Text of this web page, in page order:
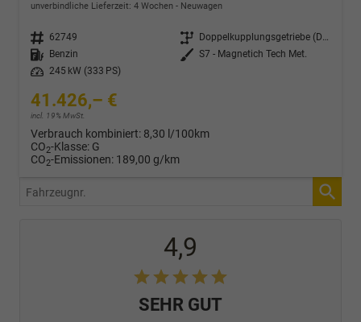
unverbindliche Lieferzeit: 4 Wochen Neuwagen
Fahrzeugnr. 62749 Getriebe
Doppelkupplungsgetriebe (DSG)
Kraftstoff
Benzin Außenfarbe S7 - Magnetich Tech Met.
Leistung
245 kW (333 PS)
41.426,– €
incl. 19% MwSt.
Verbrauch kombiniert: 8,30 l/100km
CO2-Klasse: G
CO2-Emissionen: 189,00 g/km
Fahrzeugnr.
4,9
SEHR GUT